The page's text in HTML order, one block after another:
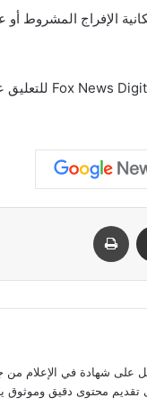
الإفراج المشروط أو
مشاركة عبر البريد
شهادة في الإعلام من
تقديم محتوى دقيق وموثوق